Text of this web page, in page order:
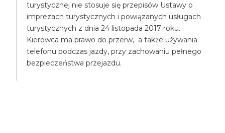
turystycznej nie stosuje się przepisów Ustawy o
imprezach turystycznych i powiązanych usługach
turystycznych z dnia 24 listopada 2017 roku.
Kierowca ma prawo do przerw, a także używania
telefonu podczas jazdy, przy zachowaniu pełnego
bezpieczeństwa przejazdu.